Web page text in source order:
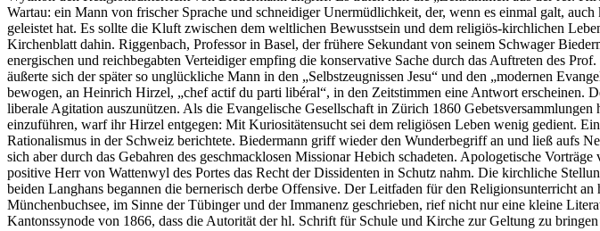
Wartau: ein Mann von frischer Sprache und schneidiger Unermüdlichkeit, der, wenn es einmal galt,
geleistet hat. Es sollte die Kluft zwischen dem weltlichen Bewusstsein und dem religiös-kirchlichen
Kirchenblatt dahin. Riggenbach, Professor in Basel, der frühere Sekundant von seinem Schwager
energischen und reichbegabten Verteidiger empfing die konservative Sache durch das Auftreten des
äußerte sich der später so unglückliche Mann in den „Selbstzeugnissen Jesu“ und den „modernen
bewogen, an Heinrich Hirzel, „chef actif du parti libéral“, in den Zeitstimmen eine Antwort erscheinen.
liberale Agitation auszunützen. Als die Evangelische Gesellschaft in Zürich 1860
einzuführen, warf ihr Hirzel entgegen: Mit Kuriositätensucht sei dem religiösen Leben wenig gedient.
Rationalismus in der Schweiz berichtete. Biedermann griff wieder den Wunderbegriff an und ließ aufs
sich aber durch das Gebahren des geschmacklosen Missionar Hebich schadeten. Apologetische
positive Herr von Wattenwyl des Portes das Recht der Dissidenten in Schutz nahm. Die kirchliche
beiden Langhans begannen die bernerisch derbe Offensive. Der Leitfaden für den Religionsunterricht
Münchenbuchsee, im Sinne der Tübinger und der Immanenz geschrieben, rief nicht nur eine kleine
Kantonssynode von 1866, dass die Autorität der hl. Schrift für Schule und Kirche zur Geltung zu